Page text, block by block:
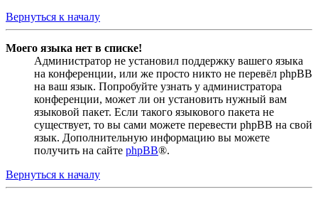
Вернуться к началу
Моего языка нет в списке!
Администратор не установил поддержку вашего языка
на конференции, или же просто никто не перевёл phpBB
на ваш язык. Попробуйте узнать у администратора
конференции, может ли он установить нужный вам
языковой пакет. Если такого языкового пакета не
существует, то вы сами можете перевести phpBB на свой
язык. Дополнительную информацию вы можете
получить на сайте phpBB®.
Вернуться к началу